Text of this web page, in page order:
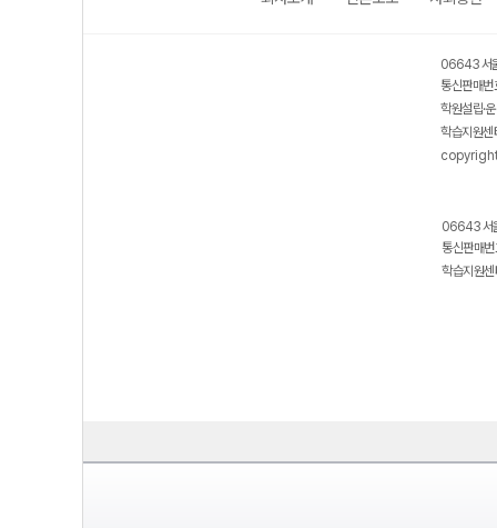
06643 서
통신판매
학원설립·
학습지원
06643 서
통신판매
학습지원